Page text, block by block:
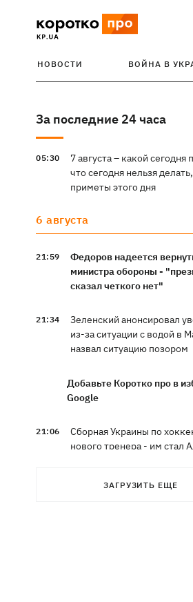
НОВОСТИ ВОЙНА В
За последние 24 часа
05:30
7 августа – какой сегодня
что сегодня нельзя
приметы этого дня
6 августа
21:59
Федоров надеется
министра обороны -
сказал четкого нет"
21:34
Зеленский анонсировал
из-за ситуации с водой в
назвал ситуацию позором
Добавьте Коротко про в
Google
21:06
Сборная Украины по
нового тренера - им стал
ЗАГРУЗИТЬ ЕЩЕ